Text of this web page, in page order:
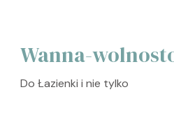
Wanna-
Do Łazienki i nie tylko